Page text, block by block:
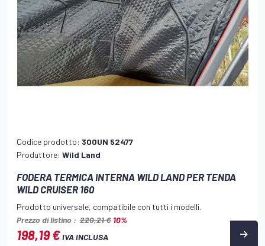
Codice prodotto: 300UN 52477
Produttore: Wild Land
FODERA TERMICA INTERNA WILD LAND PER TENDA
WILD CRUISER 160
Prodotto universale, compatibile con tutti i modelli.
Prezzo di listino : 220,21 € 10%
198,19 €IVA INCLUSA